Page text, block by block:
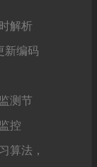
解析
新编码
测节
控
算法，